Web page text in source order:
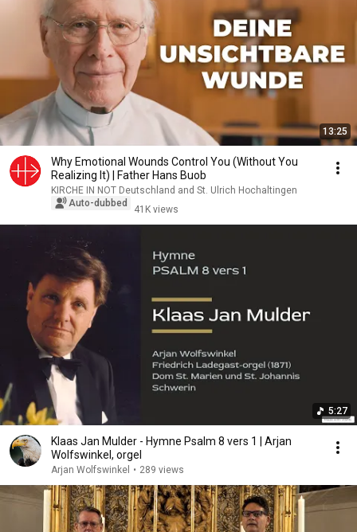
13:25
Why Emotional Wounds Control You (Without You
Realizing It) | Father Hans Buob
KIRCHE IN NOT Deutschland and St. Ulrich Hochaltingen
Auto-dubbed
41K views
5:27
Klaas Jan Mulder - Hymne Psalm 8 vers 1 | Arjan
Wolfswinkel, orgel
Arjan Wolfswinkel • 289 views